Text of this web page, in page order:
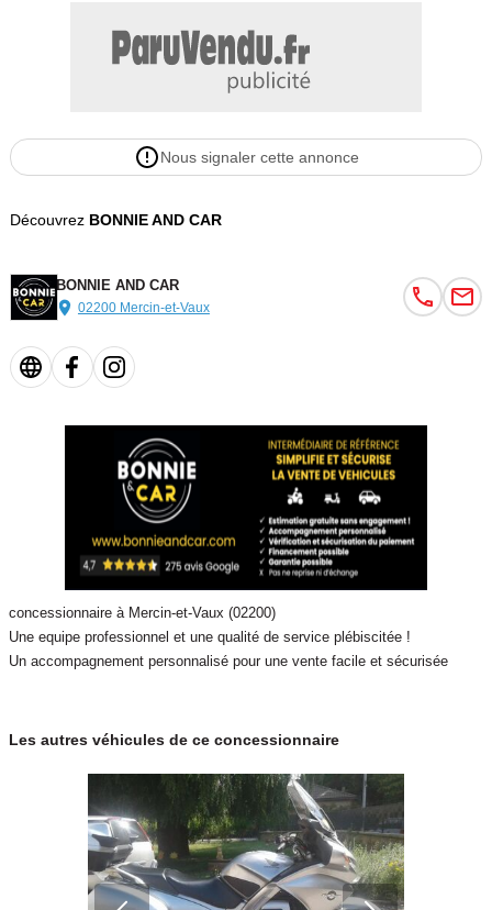
- classe critair : 2
Couleur
beige
Cylindrée
1293
Nous signaler cette annonce
Découvrez BONNIE AND CAR
BONNIE AND CAR
02200 Mercin-et-Vaux
concessionnaire à Mercin-et-Vaux (02200)
Une equipe professionnel et une qualité de service plébiscitée !
Un accompagnement personnalisé pour une vente facile et sécurisée
Les autres véhicules de ce concessionnaire